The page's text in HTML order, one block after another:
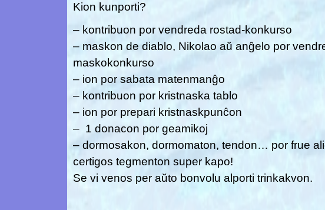
Kion kunporti?
– kontribuon por vendreda rostad-konkurso
– maskon de diablo, Nikolao aŭ anĝelo por
maskokonkurso
– ion por sabata matenmanĝo
– kontribuon por kristnaska tablo
– ion por prepari kristnaskpunĉon
– 1 donacon por geamikoj
– dormosakon, dormomaton, tendon… por frue
certigos tegmenton super kapo!
Se vi venos per aŭto bonvolu alporti trinkakvon.